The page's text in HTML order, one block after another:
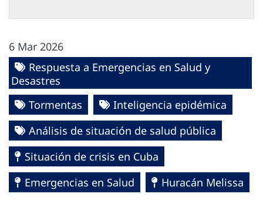
6 Mar 2026
Respuesta a Emergencias en Salud y
Desastres
Tormentas
Inteligencia epidémica
Análisis de situación de salud pública
Situación de crisis en Cuba
Emergencias en Salud
Huracán Melissa